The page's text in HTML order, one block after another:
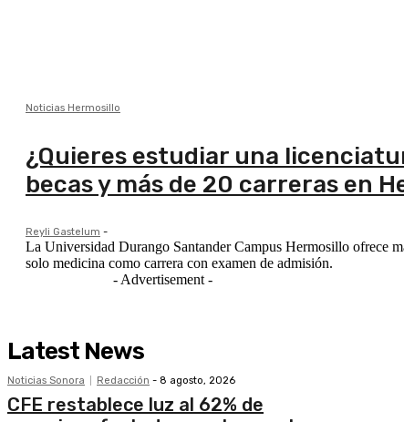
Noticias Hermosillo
¿Quieres estudiar una
becas y más de 20 carreras en
Reyli Gastelum -
La Universidad Durango Santander Campus Hermosillo ofrece
solo medicina como carrera con examen de admisión.
- Advertisement -
Latest News
Noticias Sonora Redacción - 8 agosto, 2026
CFE restablece luz al 62% de